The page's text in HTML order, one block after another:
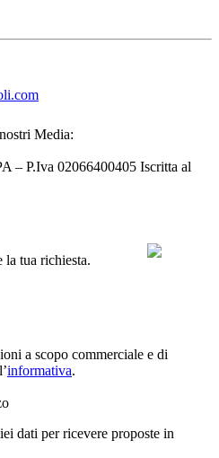
Media:
– P.Iva 02066400405 Iscritta al
la tua richiesta.
a scopo commerciale e di
informativa.
dati per ricevere proposte in